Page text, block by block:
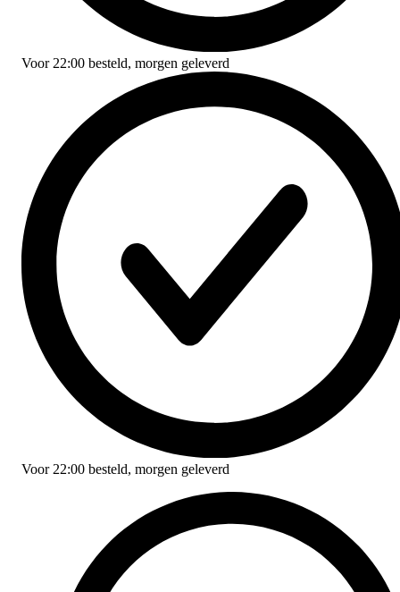
Voor 22:00 besteld, morgen geleverd
Voor 22:00 besteld, morgen geleverd